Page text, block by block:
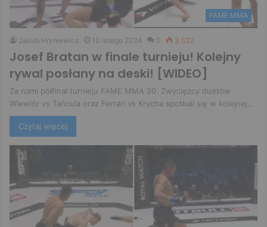
FAME MMA
Jakub Hryniewicz 10 lutego 2024 0 3 522
Josef Bratan w finale turnieju! Kolejny
rywal posłany na deski! [WIDEO]
Za nami półfinał turnieju FAME MMA 20. Zwycięzcy duetów
Wiewiór vs Tańcula oraz Ferrari vs Krycha spotkali się w kolejnej…
Czytaj więcej